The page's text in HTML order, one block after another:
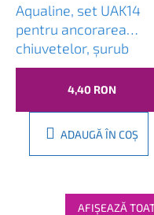
Aqualine, set UAK14
pentru ancorarea
chiuvetelor, șurub
10x120, 40017
4,40 RON
ADAUGĂ ÎN COŞ
AFIŞEAZĂ